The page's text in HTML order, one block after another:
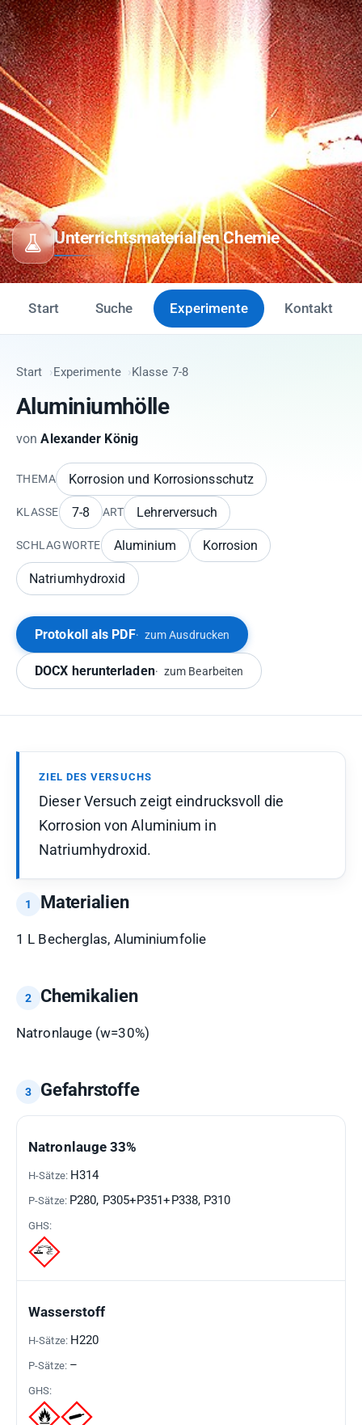
Unterrichtsmaterialien Chemie
Start Suche Experimente Kontakt
Start Experimente Klasse 7-8
Aluminiumhölle
vonAlexander König
THEMA Korrosion und Korrosionsschutz
KLASSE 7-8 ART Lehrerversuch
SCHLAGWORTE Aluminium Korrosion
Natriumhydroxid
Protokoll als PDF zum Ausdrucken
DOCX herunterladen zum Bearbeiten
ZIEL DES VERSUCHS
Dieser Versuch zeigt eindrucksvoll die
Korrosion von Aluminium in
Natriumhydroxid.
Materialien
1 L Becherglas, Aluminiumfolie
Chemikalien
Natronlauge (w=30%)
Gefahrstoffe
GEFAHRSTOFF
H-
Natronlauge 33%
H314
P280, P305+P351+P338, P310
Wasserstoff
H220
–